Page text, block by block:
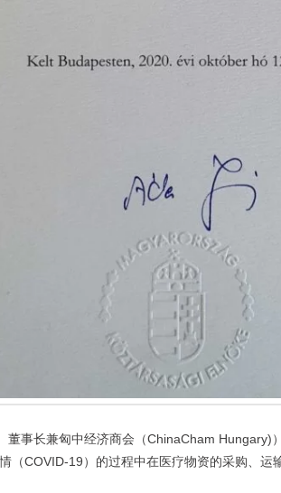
董事长兼匈中经济商会（ChinaCham Hungary)
（COVID-19）的过程中在医疗物资的采购、